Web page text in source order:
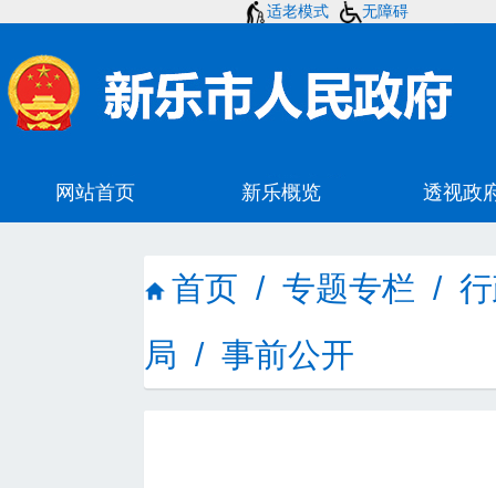
适老模式 无障碍
首页 / 专题专栏 /
局 / 事前公开